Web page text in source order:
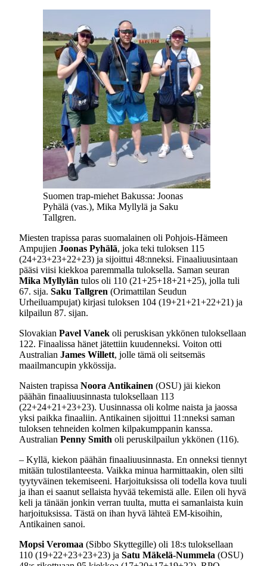
Suomen trap-miehet Bakussa: Joonas
Pyhälä (vas.), Mika Myllylä ja Saku
Tallgren.
Miesten trapissa paras suomalainen oli Pohjois-Hämeen
Ampujien Joonas Pyhälä, joka teki tuloksen 115
(24+23+23+22+23) ja sijoittui 48:nneksi. Finaaliuusintaan
pääsi viisi kiekkoa paremmalla tuloksella. Saman seuran
Mika Myllylän tulos oli 110 (21+25+18+21+25), jolla tuli
67. sija. Saku Tallgren (Orimattilan Seudun
Urheiluampujat) kirjasi tuloksen 104 (19+21+21+22+21) ja
kilpailun 87. sijan.
Slovakian Pavel Vanek oli peruskisan ykkönen tuloksellaan
122. Finaalissa hänet jätettiin kuudenneksi. Voiton otti
Australian James Willett, jolle tämä oli seitsemäs
maailmancupin ykkössija.
Naisten trapissa Noora Antikainen (OSU) jäi kiekon
päähän finaaliuusinnasta tuloksellaan 113
(22+24+21+23+23). Uusinnassa oli kolme naista ja jaossa
yksi paikka finaaliin. Antikainen sijoittui 11:nneksi saman
tuloksen tehneiden kolmen kilpakumppanin kanssa.
Australian Penny Smith oli peruskilpailun ykkönen (116).
– Kyllä, kiekon päähän finaaliuusinnasta. En onneksi tiennyt
mitään tulostilanteesta. Vaikka minua harmittaakin, olen silti
tyytyväinen tekemiseeni. Harjoituksissa oli todella kova tuuli
ja ihan ei saanut sellaista hyvää tekemistä alle. Eilen oli hyvä
keli ja tänään jonkin verran tuulta, mutta ei samanlaista kuin
harjoituksissa. Tästä on ihan hyvä lähteä EM-kisoihin,
Antikainen sanoi.
Mopsi Veromaa (Sibbo Skyttegille) oli 18:s tuloksellaan
110 (19+22+23+23+23) ja Satu Mäkelä-Nummela (OSU)